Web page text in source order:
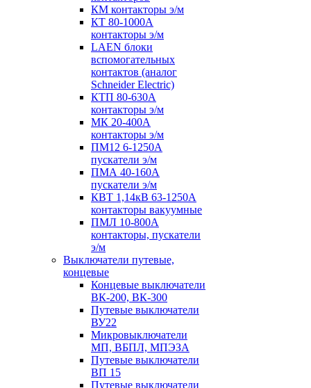
КМ контакторы э/м
КТ 80-1000А
контакторы э/м
LAEN блоки
вспомогательных
контактов (аналог
Schneider Electric)
КТП 80-630А
контакторы э/м
МК 20-400А
контакторы э/м
ПМ12 6-1250А
пускатели э/м
ПМА 40-160А
пускатели э/м
КВТ 1,14кВ 63-1250А
контакторы вакуумные
ПМЛ 10-800А
контакторы, пускатели
э/м
Выключатели путевые,
концевые
Концевые выключатели
ВК-200, ВК-300
Путевые выключатели
ВУ22
Микровыключатели
МП, ВБПЛ, МПЭЗА
Путевые выключатели
ВП 15
Путевые выключатели